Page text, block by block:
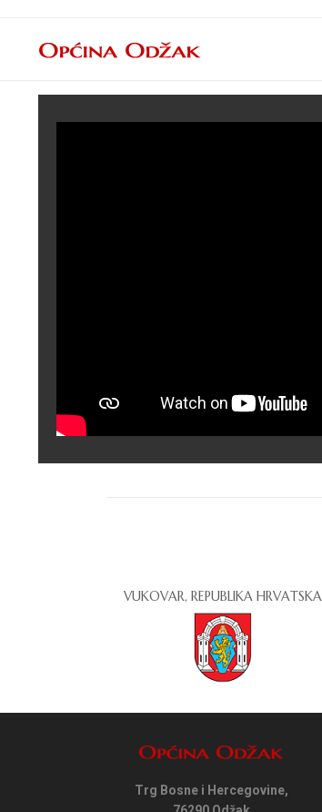
VUKOVAR, REPUBLIKA HRVATSKA
Trg Bosne i Hercegovine,